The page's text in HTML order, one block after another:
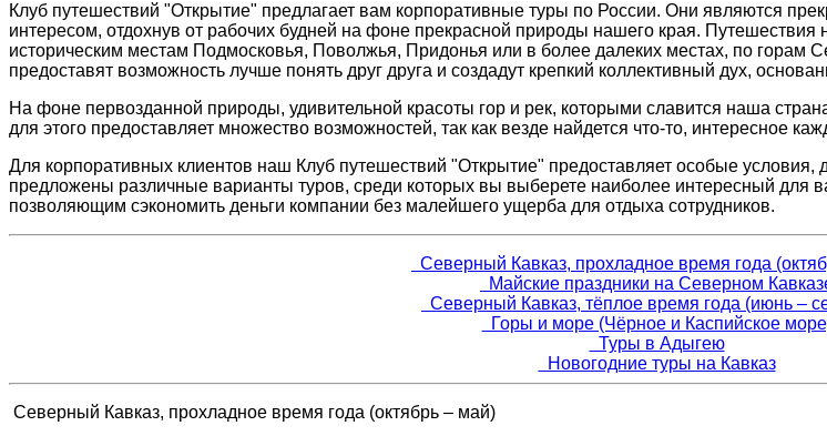
Клуб путешествий "Открытие" предлагает вам корпоративные туры по России. Они являются
интересом, отдохнув от рабочих будней на фоне прекрасной природы нашего края.
историческим местам Подмосковья, Поволжья, Придонья или в более далеких местах, по горам
предоставят возможность лучше понять друг друга и создадут крепкий коллективный дух,
На фоне первозданной природы, удивительной красоты гор и рек, которыми славится наша
для этого предоставляет множество возможностей, так как везде найдется что-то, интересное
Для корпоративных клиентов наш Клуб путешествий "Открытие" предоставляет особые
предложены различные варианты туров, среди которых вы выберете наиболее интересный для
позволяющим сэкономить деньги компании без малейшего ущерба для отдыха сотрудников.
Северный Кавказ, прохладное время года
Майские праздники на Северном
Северный Кавказ, тёплое время года (июнь –
Горы и море (Чёрное и Каспийское
Туры в Адыгею
Новогодние туры на Кавказ
Северный Кавказ, прохладное время года (октябрь – май)